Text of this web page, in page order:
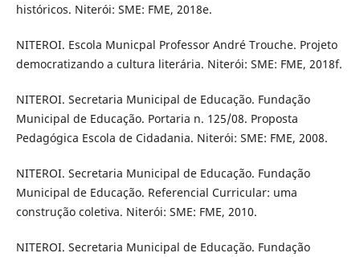
históricos. Niterói: SME: FME, 2018e.
NITEROI. Escola Municpal Professor André Trouche. Projeto
democratizando a cultura literária. Niterói: SME: FME, 2018f.
NITEROI. Secretaria Municipal de Educação. Fundação
Municipal de Educação. Portaria n. 125/08. Proposta
Pedagógica Escola de Cidadania. Niterói: SME: FME, 2008.
NITEROI. Secretaria Municipal de Educação. Fundação
Municipal de Educação. Referencial Curricular: uma
construção coletiva. Niterói: SME: FME, 2010.
NITEROI. Secretaria Municipal de Educação. Fundação